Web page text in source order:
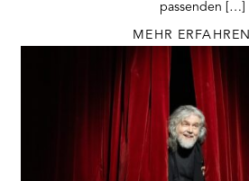
passenden […]
MEHR ERFAHREN